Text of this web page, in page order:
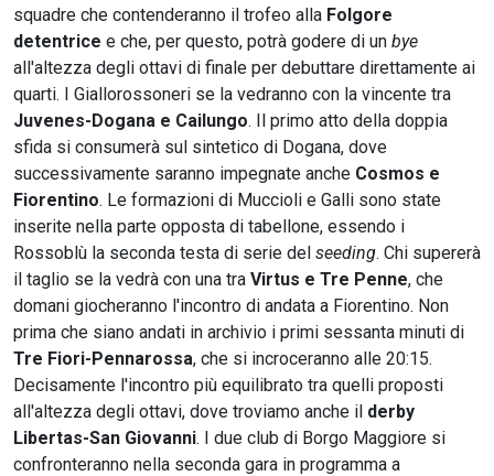
squadre che contenderanno il trofeo alla Folgore
detentrice e che, per questo, potrà godere di un bye
all'altezza degli ottavi di finale per debuttare direttamente ai
quarti. I Giallorossoneri se la vedranno con la vincente tra
Juvenes-Dogana e Cailungo. Il primo atto della doppia
sfida si consumerà sul sintetico di Dogana, dove
successivamente saranno impegnate anche Cosmos e
Fiorentino. Le formazioni di Muccioli e Galli sono state
inserite nella parte opposta di tabellone, essendo i
Rossoblù la seconda testa di serie del seeding. Chi supererà
il taglio se la vedrà con una tra Virtus e Tre Penne, che
domani giocheranno l'incontro di andata a Fiorentino. Non
prima che siano andati in archivio i primi sessanta minuti di
Tre Fiori-Pennarossa, che si incroceranno alle 20:15.
Decisamente l'incontro più equilibrato tra quelli proposti
all'altezza degli ottavi, dove troviamo anche il derby
Libertas-San Giovanni. I due club di Borgo Maggiore si
confronteranno nella seconda gara in programma a